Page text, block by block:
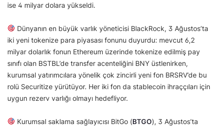
ise 4 milyar dolara yükseldi.
Dünyanın en büyük varlık yöneticisi BlackRock, 3 Ağustos’ta
iki yeni tokenize para piyasası fonunu duyurdu: mevcut 6,2
milyar dolarlık fonun Ethereum üzerinde tokenize edilmiş pay
sınıfı olan BSTBL’de transfer acenteliğini BNY üstlenirken,
kurumsal yatırımcılara yönelik çok zincirli yeni fon BRSRV’de bu
rolü Securitize yürütüyor. Her iki fon da stablecoin ihraççıları için
uygun rezerv varlığı olmayı hedefliyor.
Kurumsal saklama sağlayıcısı BitGo (BTGO), 3 Ağustos’ta